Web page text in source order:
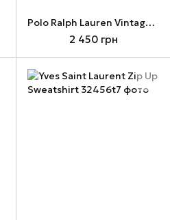
Polo Ralph Lauren Vintage Sweater
2 450 грн